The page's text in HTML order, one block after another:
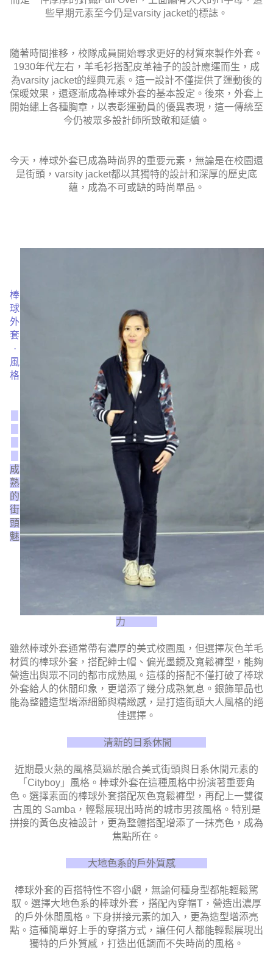
些早期元素至今仍是varsity jacket的標誌。
隨著時間推移，校隊成員開始尋求更好的材質來製作外套。
1930年代左右，羊毛衫搭配皮革袖子的設計應運而生，成
為varsity jacket的經典元素。這一設計不僅提供了運動後的
保暖效果，還逐漸成為棒球外套的基本設定。後來，外套上
開始繡上各種胸章，以表彰運動員的優異表現，這一傳統至
今仍被眾多設計師所致敬和延續。
今天，棒球外套已成為時尚界的重要元素，無論是在校園還
是街頭，varsity jacket都以其獨特的設計和深厚的歷史底
蘊，成為不可或缺的時尚單品。
棒
球
外
套
·
風
格
成
熟
的
街
頭
魅
力
雖然棒球外套通常帶有濃厚的美式校園風，但選擇灰色羊毛
材質的棒球外套，搭配紳士帽、偏光墨鏡及寬鬆褲型，能夠
營造出與眾不同的都市成熟風。這樣的搭配不僅打破了棒球
外套給人的休閒印象，更增添了幾分成熟氣息。銀飾單品也
能為整體造型增添細節與精緻感，是打造街頭大人風格的絕
佳選擇。
清新的日系休閒
近期最火熱的風格莫過於融合美式街頭與日系休閒元素的
「Cityboy」風格。棒球外套在這種風格中扮演著重要角
色。選擇素面的棒球外套搭配灰色寬鬆褲型，再配上一雙復
古風的 Samba，輕鬆展現出時尚的城市男孩風格。特別是
拼接的黃色皮袖設計，更為整體搭配增添了一抹亮色，成為
焦點所在。
大地色系的戶外質感
棒球外套的百搭特性不容小覷，無論何種身型都能輕鬆駕
馭。選擇大地色系的棒球外套，搭配內穿帽T，營造出濃厚
的戶外休閒風格。下身拼接元素的加入，更為造型增添亮
點。這種簡單好上手的穿搭方式，讓任何人都能輕鬆展現出
獨特的戶外質感，打造出低調而不失時尚的風格。